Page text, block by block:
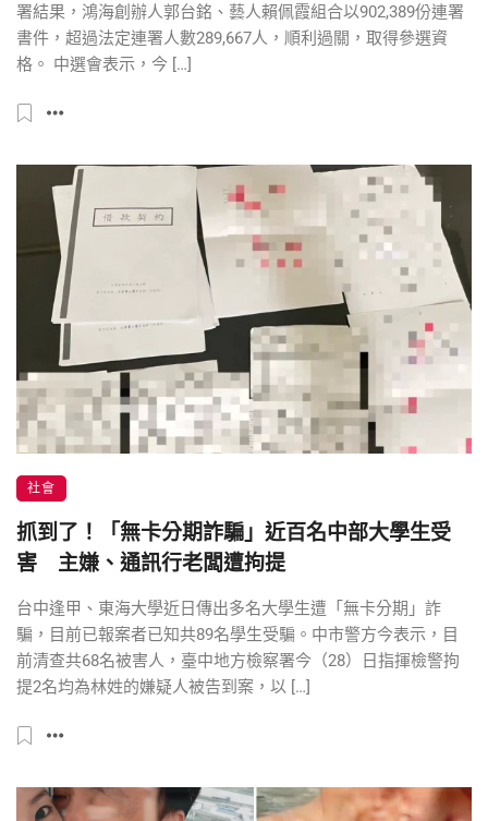
署結果，鴻海創辦人郭台銘、藝人賴佩霞組合以902,389份連署
書件，超過法定連署人數289,667人，順利過關，取得參選資
格。 中選會表示，今 […]
社會
抓到了！「無卡分期詐騙」近百名中部大學生受
害 主嫌、通訊行老闆遭拘提
台中逢甲、東海大學近日傳出多名大學生遭「無卡分期」詐
騙，目前已報案者已知共89名學生受騙。中市警方今表示，目
前清查共68名被害人，臺中地方檢察署今（28）日指揮檢警拘
提2名均為林姓的嫌疑人被告到案，以 […]